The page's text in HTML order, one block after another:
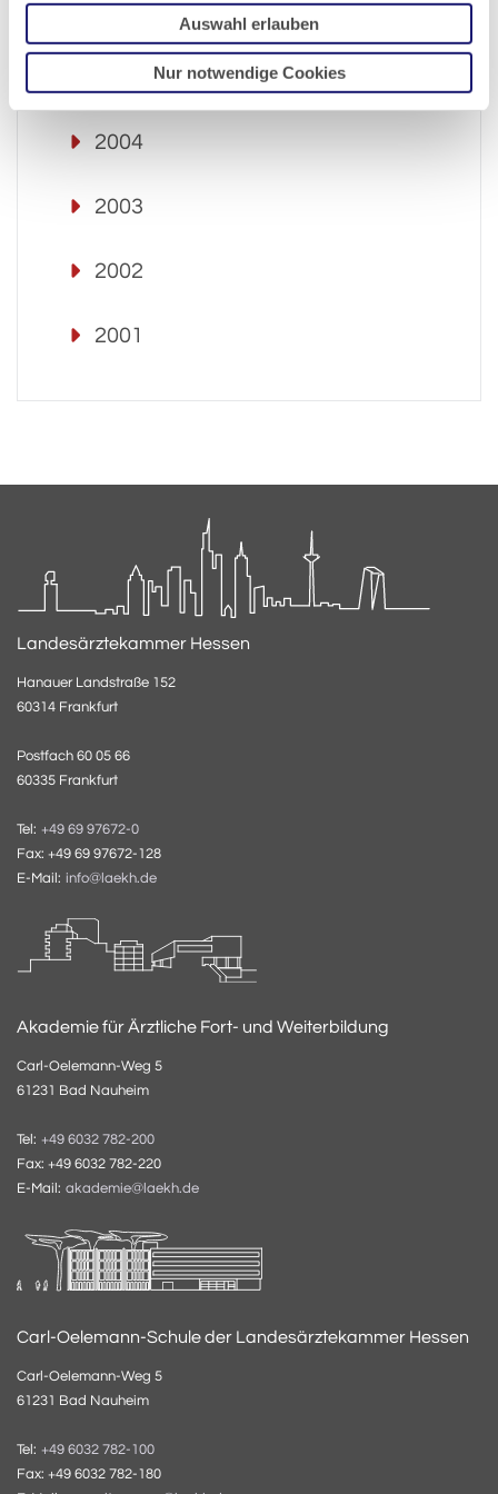
Auswahl erlauben
Nur notwendige Cookies
2004
2003
2002
2001
Landesärztekammer Hessen
Hanauer Landstraße 152
60314 Frankfurt
Postfach 60 05 66
60335 Frankfurt
Tel: +49 69 97672-0
Fax: +49 69 97672-128
E-Mail: info@laekh.de
Akademie für Ärztliche Fort- und Weiterbildung
Carl-Oelemann-Weg 5
61231 Bad Nauheim
Tel: +49 6032 782-200
Fax: +49 6032 782-220
E-Mail: akademie@laekh.de
Carl-Oelemann-Schule der Landesärztekammer Hessen
Carl-Oelemann-Weg 5
61231 Bad Nauheim
Tel: +49 6032 782-100
Fax: +49 6032 782-180